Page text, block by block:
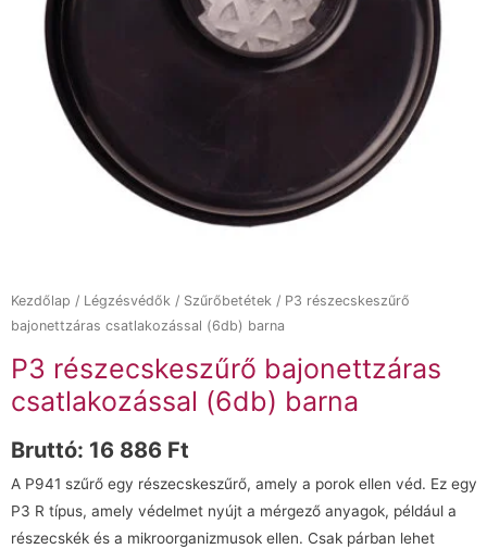
Kezdőlap / Légzésvédők / Szűrőbetétek / P3 részecskeszűrő
bajonettzáras csatlakozással (6db) barna
P3 részecskeszűrő bajonettzáras
csatlakozással (6db) barna
Bruttó: 16 886 Ft
A P941 szűrő egy részecskeszűrő, amely a porok ellen véd. Ez egy
P3 R típus, amely védelmet nyújt a mérgező anyagok, például a
részecskék és a mikroorganizmusok ellen. Csak párban lehet